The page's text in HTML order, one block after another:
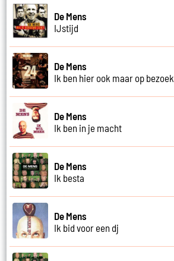
De Mens
IJstijd
De Mens
Ik ben hier ook maar op bezoek
De Mens
Ik ben in je macht
De Mens
Ik besta
De Mens
Ik bid voor een dj